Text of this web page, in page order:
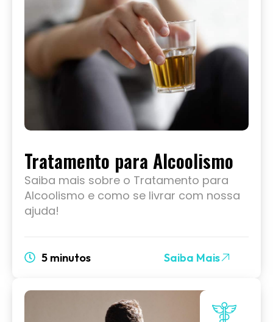
Tratamento para Alcoolismo
Saiba mais sobre o Tratamento para
Alcoolismo e como se livrar com nossa
ajuda!
5 minutos Saiba Mais